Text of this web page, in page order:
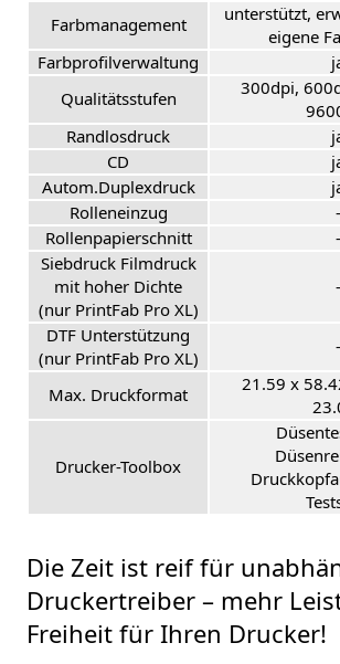
Farbmanagement
unterstützt,
eigene
Farbprofilverwaltung
Qualitätsstufen
300dpi,
Randlosdruck
CD
Autom.Duplexdruck
Rolleneinzug
-
Rollenpapierschnitt
-
Siebdruck Filmdruck
mit hoher Dichte
(nur PrintFab Pro XL)
-
DTF Unterstützung
(nur PrintFab Pro XL)
-
Max. Druckformat
21.59 x
Drucker-Toolbox
Die Zeit ist reif für
Druckertreiber – mehr
Freiheit für Ihren Drucker!